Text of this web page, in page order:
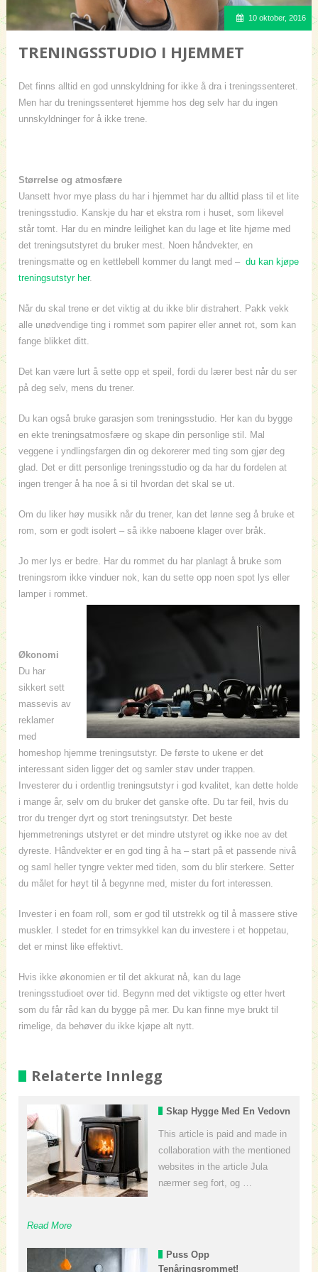
10 oktober, 2016
TRENINGSSTUDIO I HJEMMET
Det finns alltid en god unnskyldning for ikke å dra i treningssenteret.
Men har du treningssenteret hjemme hos deg selv har du ingen
unnskyldninger for å ikke trene.
Størrelse og atmosfære
Uansett hvor mye plass du har i hjemmet har du alltid plass til et lite
treningsstudio. Kanskje du har et ekstra rom i huset, som likevel
står tomt. Har du en mindre leilighet kan du lage et lite hjørne med
det treningsutstyret du bruker mest. Noen håndvekter, en
treningsmatte og en kettlebell kommer du langt med –du kan kjøpe
treningsutstyr her.
Når du skal trene er det viktig at du ikke blir distrahert. Pakk vekk
alle unødvendige ting i rommet som papirer eller annet rot, som kan
fange blikket ditt.
Det kan være lurt å sette opp et speil, fordi du lærer best når du ser
på deg selv, mens du trener.
Du kan også bruke garasjen som treningsstudio. Her kan du bygge
en ekte treningsatmosfære og skape din personlige stil. Mal
veggene i yndlingsfargen din og dekorerer med ting som gjør deg
glad. Det er ditt personlige treningsstudio og da har du fordelen at
ingen trenger å ha noe å si til hvordan det skal se ut.
Om du liker høy musikk når du trener, kan det lønne seg å bruke et
rom, som er godt isolert – så ikke naboene klager over bråk.
Jo mer lys er bedre. Har du rommet du har planlagt å bruke som
treningsrom ikke vinduer nok, kan du sette opp noen spot lys eller
lamper i rommet.
Økonomi
Du har
sikkert sett
massevis av
reklamer
med
homeshop hjemme treningsutstyr. De første to ukene er det
interessant siden ligger det og samler støv under trappen.
Investerer du i ordentlig treningsutstyr i god kvalitet, kan dette holde
i mange år, selv om du bruker det ganske ofte. Du tar feil, hvis du
tror du trenger dyrt og stort treningsutstyr. Det beste
hjemmetrenings utstyret er det mindre utstyret og ikke noe av det
dyreste. Håndvekter er en god ting å ha – start på et passende nivå
og saml heller tyngre vekter med tiden, som du blir sterkere. Setter
du målet for høyt til å begynne med, mister du fort interessen.
Invester i en foam roll, som er god til utstrekk og til å massere stive
muskler. I stedet for en trimsykkel kan du investere i et hoppetau,
det er minst like effektivt.
Hvis ikke økonomien er til det akkurat nå, kan du lage
treningsstudioet over tid. Begynn med det viktigste og etter hvert
som du får råd kan du bygge på mer. Du kan finne mye brukt til
rimelige, da behøver du ikke kjøpe alt nytt.
Relaterte Innlegg
Skap Hygge Med En Vedovn
This article is paid and made in
collaboration with the mentioned
websites in the article Jula
nærmer seg fort, og …
Read More
Puss Opp
Tenåringsrommet!